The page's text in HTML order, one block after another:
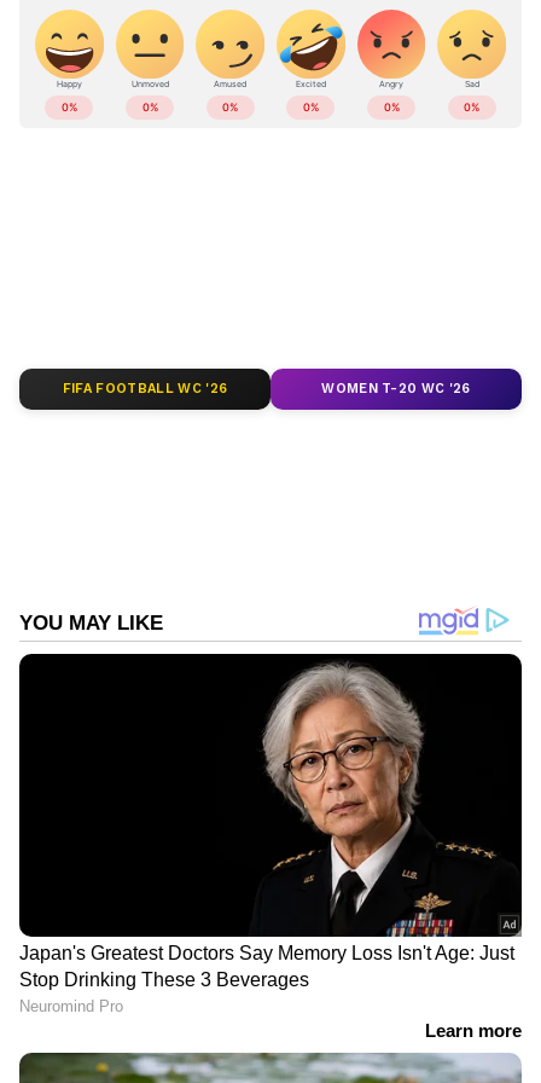
മുഖ്യൻ സർപഞ്ച് ദിനേശ് സിമേപുരുസ്‌കർ
മാധ്യമങ്ങളോട് പറഞ്ഞു.
ABOUT THE AUTHOR
'ചികിത്സയ്ക്കപ്പുറം
International Nurses Day
FIFA FOOTBALL WC '26 WOMEN T-20 WC '26